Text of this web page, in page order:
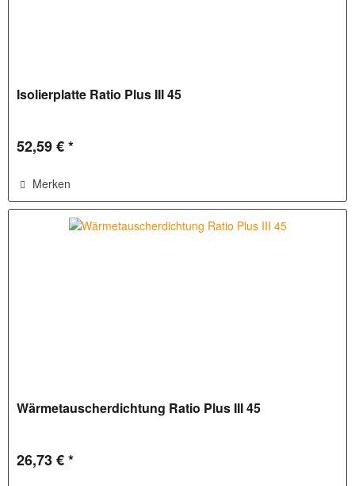
Isolierplatte Ratio Plus III 45
52,59 € *
Merken
Wärmetauscherdichtung Ratio Plus III 45
26,73 € *